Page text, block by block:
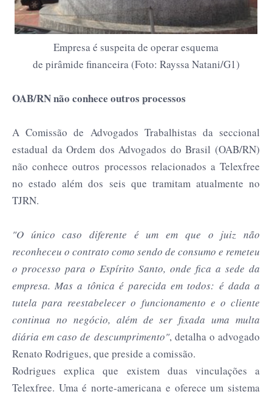
Empresa é suspeita de operar esquema
de pirâmide financeira (Foto: Rayssa Natani/G1)
OAB/RN não conhece outros processos
A Comissão de Advogados Trabalhistas da seccional
estadual da Ordem dos Advogados do Brasil (OAB/RN)
não conhece outros processos relacionados a Telexfree
no estado além dos seis que tramitam atualmente no
TJRN.
"O único caso diferente é um em que o juiz não
reconheceu o contrato como sendo de consumo e remeteu
o processo para o Espírito Santo, onde fica a sede da
empresa. Mas a tônica é parecida em todos: é dada a
tutela para reestabelecer o funcionamento e o cliente
continua no negócio, além de ser fixada uma multa
diária em caso de descumprimento", detalha o advogado
Renato Rodrigues, que preside a comissão.
Rodrigues explica que existem duas vinculações a
Telexfree. Uma é norte-americana e oferece um sistema